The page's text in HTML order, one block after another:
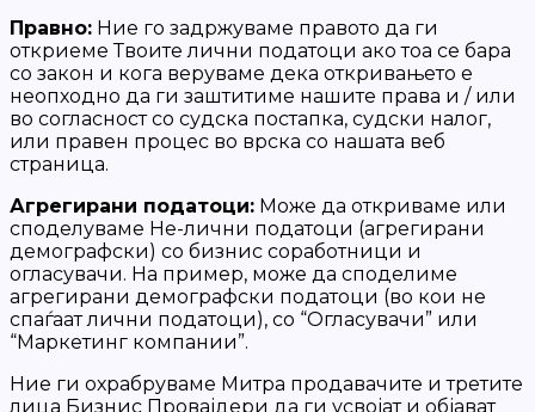
Правно: Ние го задржуваме правото да ги
откриеме Твоите лични податоци ако тоа се бара
со закон и кога веруваме дека откривањето е
неопходно да ги заштитиме нашите права и / или
во согласност со судска постапка, судски налог,
или правен процес во врска со нашата веб
страница.
Агрегирани податоци: Може да откриваме или
споделуваме Не-лични податоци (агрегирани
демографски) со бизнис соработници и
огласувачи. На пример, може да споделиме
агрегирани демографски податоци (во кои не
спаѓаат лични податоци), со “Огласувачи” или
“Маркетинг компании”.
Ние ги охрабруваме Митра продавачите и третите
лица Бизнис Провајдери да ги усвојат и објават